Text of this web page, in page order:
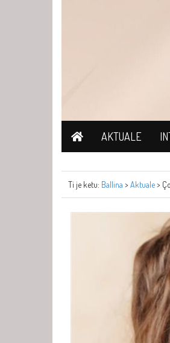
AKTUALE
Ti je ketu: Ballina >Aktuale>